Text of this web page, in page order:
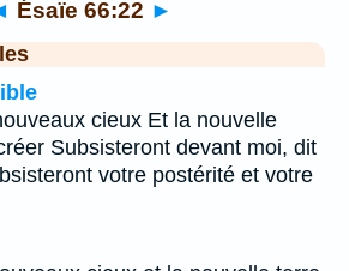
Ésaïe 66:22 ►
cieux Et la nouvelle
Subsisteront devant moi, dit
votre postérité et votre